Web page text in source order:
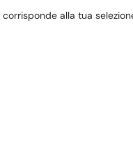
alla tua